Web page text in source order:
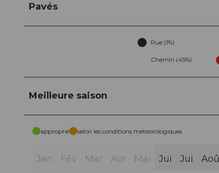
Pavés
Rue (1%)
Chemin (45%)
Meilleure saison
approprié selon les conditions météorologiques
Jan Fév Mar Avr Mai Jui Jui Aoû